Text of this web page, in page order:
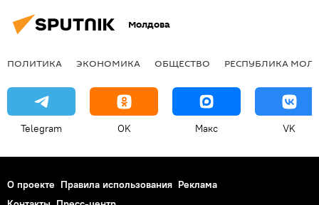
Молдова
ПОЛИТИКА ЭКОНОМИКА ОБЩЕСТВО РЕСПУБЛИКА
Telegram OK Макс VK
О проекте Правила использования Реклама